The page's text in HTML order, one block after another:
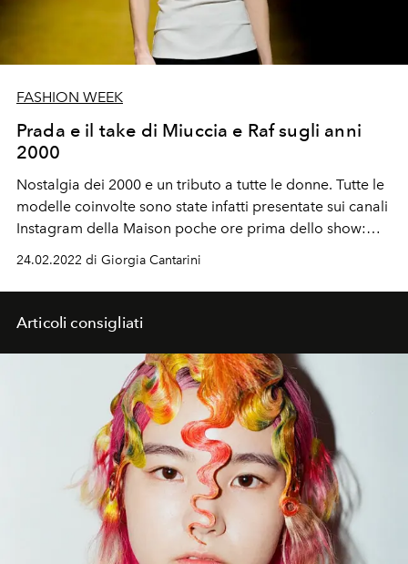
FASHION WEEK
Prada e il take di Miuccia e Raf sugli anni
2000
Nostalgia dei 2000 e un tributo a tutte le donne. Tutte le
modelle coinvolte sono state infatti presentate sui canali
Instagram della Maison poche ore prima dello show:
Arganaraz, Emily Sandberg, Chu Wong, Amanda
Murphy, Anok Yai, Kendall Jenner, appaiono in un un
post che è «A salute to the profession of modeling. A
history of women» - «Un tributo alla professione di
modelle. Un pezzo di storia delle donne». A sorpresa
arriva anche Kim Kardashian a vedere lo show, con un
parterre di celebrity che include Shira Haas, Chiara
Ferragni e Fedez
24.02.2022 di Giorgia Cantarini
Articoli consigliati